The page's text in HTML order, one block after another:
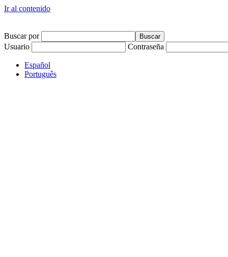
Ir al contenido
Buscar por
Usuario
Contraseña
Español
Português